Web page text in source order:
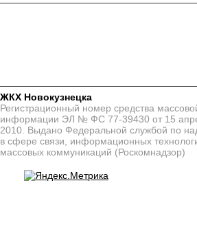
ЖКХ Новокузнецка
Регистрационный номер средства
информации ЭЛ № ФС 77-39430 от 15
2010. Выдано Федеральной службой по
в сфере связи, информационных
массовых коммуникаций (Роскомнадзор)